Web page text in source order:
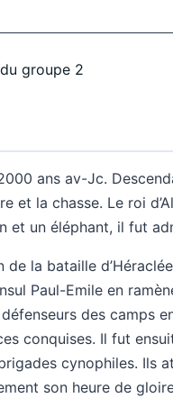
groupe 2
ans av-Jc.
et la chasse. Le roi
un éléphant, il fut
de la bataille
Paul-Emile en
des camps
conquises. Il fut
cynophiles. Ils
son heure de